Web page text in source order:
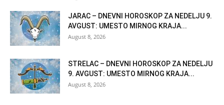
JARAC – DNEVNI HOROSKOP ZA NEDELJU 9.
AVGUST: UMESTO MIRNOG KRAJA...
August 8, 2026
STRELAC – DNEVNI HOROSKOP ZA NEDELJU
9. AVGUST: UMESTO MIRNOG KRAJA...
August 8, 2026